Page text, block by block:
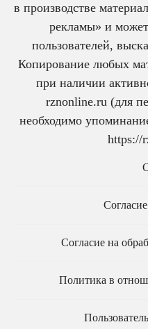
в производстве
рекламы» и
пользователей,
Копирование любых
при наличии
rznonline.ru (для
необходимо
https://
Согласие на
Политика в